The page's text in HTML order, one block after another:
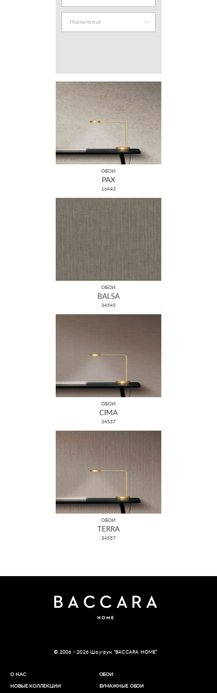
Назначение
ОБОИ
PAX
16443
ОБОИ
BALSA
34545
ОБОИ
CIMA
34537
ОБОИ
TERRA
34557
© 2006 - 2026 Шоу-рум “BACCARA HOME”
О НАС
НОВЫЕ КОЛЛЕКЦИИ
ОБОИ
БУМАЖНЫЕ ОБОИ